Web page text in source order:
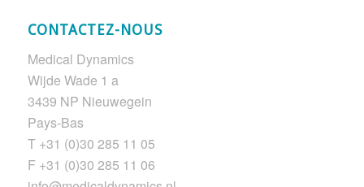
CONTACTEZ-NOUS
Medical Dynamics
Wijde Wade 1 a
3439 NP Nieuwegein
Pays-Bas
T +31 (0)30 285 11 05
F +31 (0)30 285 11 06